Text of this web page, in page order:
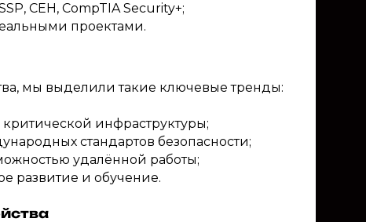
CEH, CompTIA Security+;
проектами.
мы выделили такие ключевые тренды:
инфраструктуры;
стандартов безопасности;
удалённой работы;
развитие и обучение.